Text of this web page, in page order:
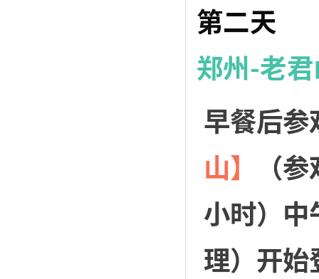
第二天
郑州-老
早餐后参
山】
（
小时）
理）开